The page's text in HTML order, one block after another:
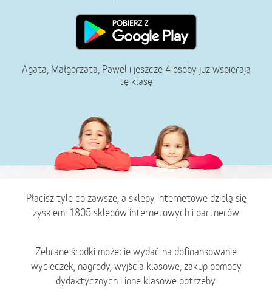
Agata, Małgorzata, Pawel i jeszcze 4 osoby już wspierają
tę klasę
Płacisz tyle co zawsze, a sklepy internetowe dzielą się
zyskiem! 1805 sklepów internetowych i partnerów
Zebrane środki możecie wydać na dofinansowanie
wycieczek, nagrody, wyjścia klasowe, zakup pomocy
dydaktycznych i inne klasowe potrzeby.